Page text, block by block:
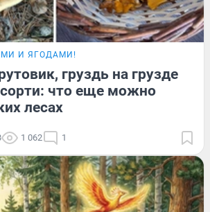
И ЯГОДАМИ!
груздь на грузде
что еще можно
лесах
1 062 1